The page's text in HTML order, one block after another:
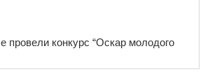
провели конкурс “Оскар молодого